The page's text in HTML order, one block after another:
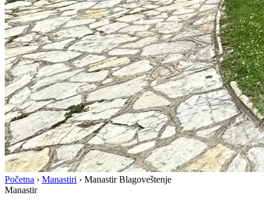
Početna › Manastiri › Manastir Blagoveštenje
Manastir